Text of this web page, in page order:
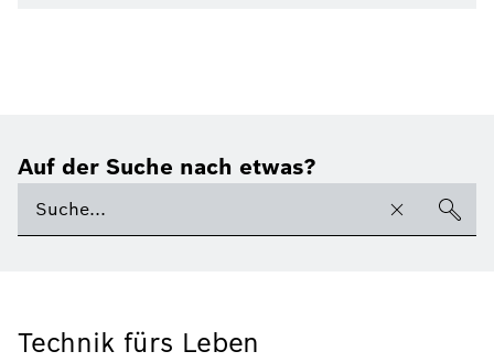
Auf der Suche nach etwas?
Technik fürs Leben